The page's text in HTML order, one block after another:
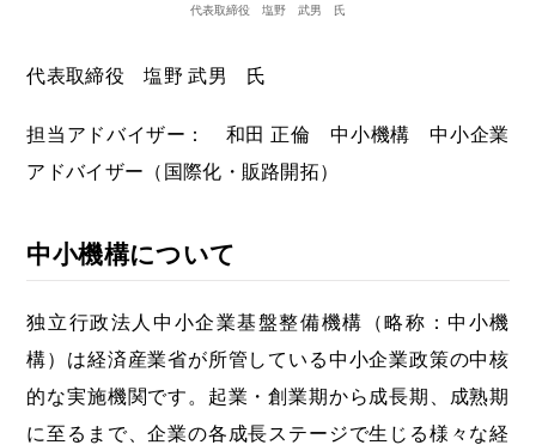
代表取締役 塩野 武男 氏
代表取締役 塩野 武男 氏
担当アドバイザー： 和田 正倫 中小機構 中小企業
アドバイザー（国際化・販路開拓）
中小機構について
独立行政法人中小企業基盤整備機構（略称：中小機
構）は経済産業省が所管している中小企業政策の中核
的な実施機関です。起業・創業期から成長期、成熟期
に至るまで、企業の各成長ステージで生じる様々な経